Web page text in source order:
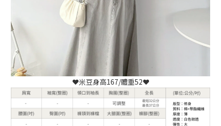
❤️米豆身高167/體重52❤️